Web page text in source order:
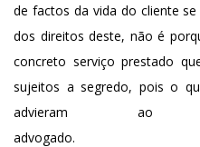
de factos da vida do cliente
dos direitos deste, não é
concreto serviço prestado
sujeitos a segredo, pois o
advieram ao